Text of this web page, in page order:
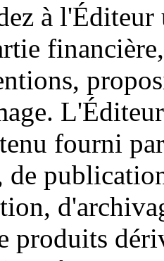
à
fourni
de
produits